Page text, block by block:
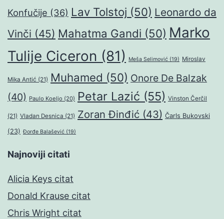
Konfučije (36) Lav Tolstoj (50) Leonardo da
Vinči (45) Mahatma Gandi (50) Marko
Tulije Ciceron (81) Meša Selimović (19) Miroslav
Mika Antić (21) Muhamed (50) Onore De Balzak
(40) Paulo Koeljo (20) Petar Lazić (55) Vinston Čerčil
(21) Vladan Desnica (21) Zoran Đinđić (43) Čarls Bukovski
(23) Đorđe Balašević (19)
Najnoviji citati
Alicia Keys citat
Donald Krause citat
Chris Wright citat